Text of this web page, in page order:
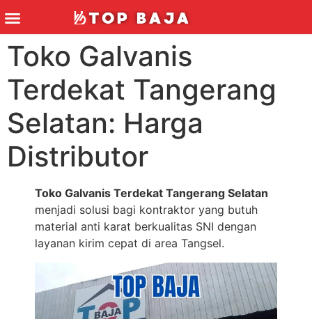
Toko Galvanis
Terdekat Tangerang
Selatan: Harga
Distributor
Toko Galvanis Terdekat Tangerang Selatan
menjadi solusi bagi kontraktor yang butuh
material anti karat berkualitas SNI dengan
layanan kirim cepat di area Tangsel.